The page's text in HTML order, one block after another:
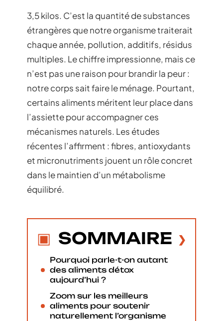
3,5 kilos. C’est la quantité de substances
étrangères que notre organisme traiterait
chaque année, pollution, additifs, résidus
multiples. Le chiffre impressionne, mais ce
n’est pas une raison pour brandir la peur :
notre corps sait faire le ménage. Pourtant,
certains aliments méritent leur place dans
l’assiette pour accompagner ces
mécanismes naturels. Les études
récentes l’affirment : fibres, antioxydants
et micronutriments jouent un rôle concret
dans le maintien d’un métabolisme
équilibré.
SOMMAIRE
Pourquoi parle-t-on autant
des aliments détox
aujourd’hui ?
Zoom sur les meilleurs
aliments pour soutenir
naturellement l’organisme